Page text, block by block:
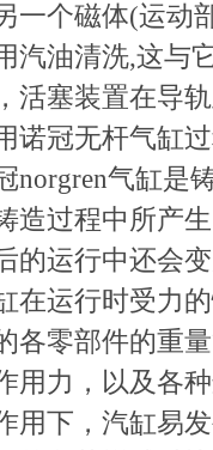
一个磁体(运动
汽油清洗,这与它
，活塞装置在导轨
诺冠无杆气缸
norgren气缸是铸
造过程中所产生
的运行中还会变形
在运行时受力的
各零部件的重
用力，以及
用下，汽缸易